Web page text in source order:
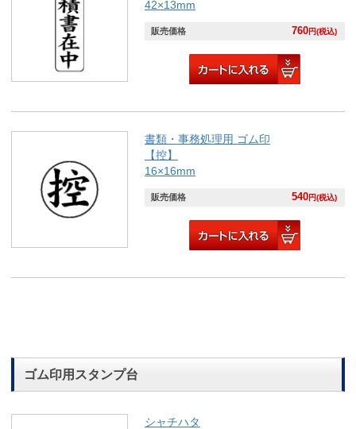
42×13mm
販売価格 760円(税込)
書類・事務処理用 ゴム印
【控】
16×16mm
販売価格 540円(税込)
ゴム印用スタンプ台
シャチハタ